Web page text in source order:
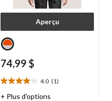
Aperçu
74,99 $
4.0 (1)
4.0
étoile(s)
+ Plus d'options